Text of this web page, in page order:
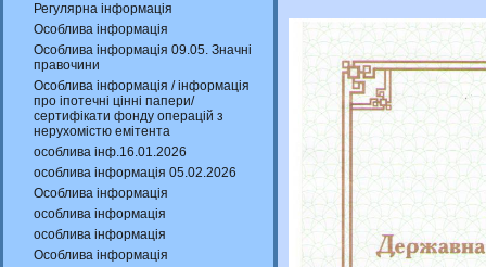
Регулярна інформація
Особлива інформація
Особлива інформація 09.05. Значні
правочини
Особлива інформація / інформація
про іпотечні цінні папери/
сертифікати фонду операцій з
нерухомістю емітента
особлива інф.16.01.2026
особлива інформація 05.02.2026
Особлива інформація
особлива інформація
особлива інформація
Особлива інформація